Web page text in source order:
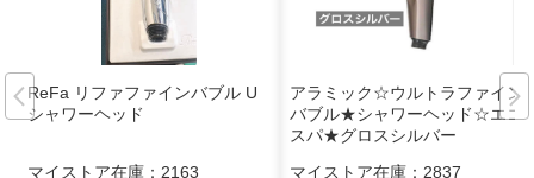
ReFa リファファインバブル U
シャワーヘッド
マイストア在庫： 2163
アラミック☆ウルトラファイン
バブル★シャワーヘッド☆エコ
スパ★グロスシルバー
マイストア在庫： 2837